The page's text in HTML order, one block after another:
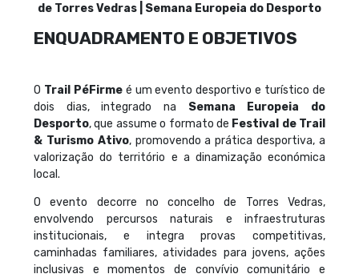
de Torres Vedras | Semana Europeia do Desporto
ENQUADRAMENTO E OBJETIVOS
O Trail PéFirmeé um evento desportivo e turístico de
dois dias, integrado na Semana Europeia do
Desporto, que assume o formato de Festival de Trail
& Turismo Ativo, promovendo a prática desportiva, a
valorização do território e a dinamização económica
local.
O evento decorre no concelho de Torres Vedras,
envolvendo percursos naturais e infraestruturas
institucionais, e integra provas competitivas,
caminhadas familiares, atividades para jovens, ações
inclusivas e momentos de convívio comunitário e